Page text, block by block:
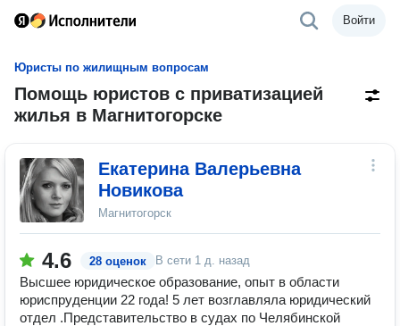
Войти
Юристы по жилищным вопросам
Помощь юристов с приватизацией
жилья в Магнитогорске
Екатерина Валерьевна
Новикова
Магнитогорск
4.6 28 оценок В сети 1 д. назад
Высшее юридическое образование, опыт в области
юриспруденции 22 года! 5 лет возглавляла юридический
отдел .Представительство в судах по Челябинской